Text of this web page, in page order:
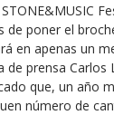
de poner el
en apenas un
de prensa Carlos
que, un año
número de